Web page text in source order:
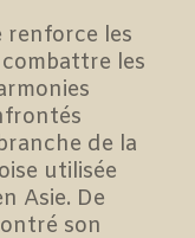
renforce les
les
de la
utilisée
Asie. De
son